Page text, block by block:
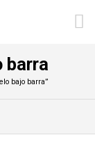
barra
bajo barra”